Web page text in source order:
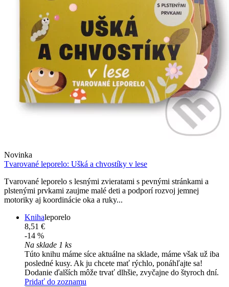
Novinka
Tvarované leporelo: Ušká a chvostíky v lese
Tvarované leporelo s lesnými zvieratami s pevnými stránkami a
plstenými prvkami zaujme malé deti a podporí rozvoj jemnej
motoriky aj koordinácie oka a ruky...
Knihaleporelo
8,51 €
-14 %
Na sklade 1 ks
Túto knihu máme síce aktuálne na sklade, máme však už iba
posledné kusy. Ak ju chcete mať rýchlo, ponáhľajte sa!
Dodanie ďalších môže trvať dlhšie, zvyčajne do štyroch dní.
Pridať do zoznamu